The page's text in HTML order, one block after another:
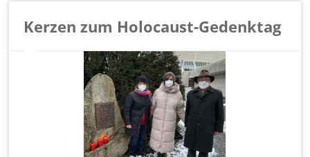
Kerzen zum Holocaust-Gedenktag